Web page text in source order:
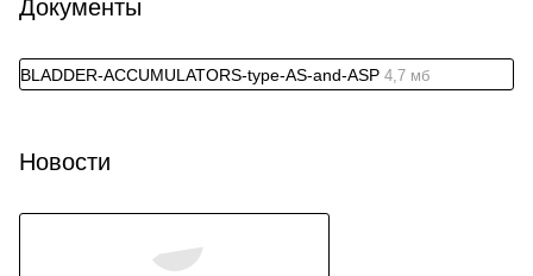
Документы
BLADDER-ACCUMULATORS-type-AS-and-ASP 4,7 мб
Новости